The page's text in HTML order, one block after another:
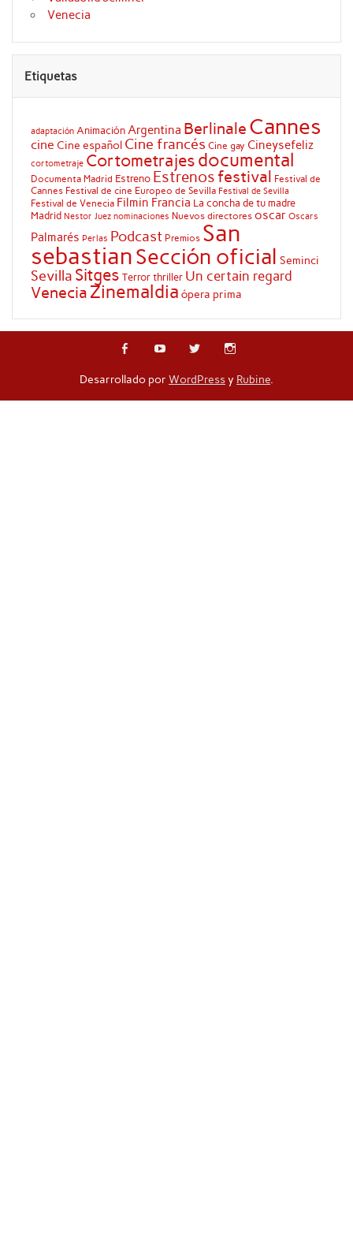
Venecia
Etiquetas
adaptación Animación Argentina Berlinale Cannes
cine Cine español Cine francés Cine gay Cineysefeliz
cortometraje Cortometrajes documental
Documenta Madrid Estreno Estrenos festival Festival de
Cannes Festival de cine Europeo de Sevilla Festival de Sevilla
Festival de Venecia Filmin Francia La concha de tu madre
Madrid Nestor Juez nominaciones Nuevos directores oscar Oscars
Palmarés Perlas Podcast Premios San
sebastianSección oficial Seminci
Sevilla Sitges Terrorthriller Un certain regard
Venecia Zinemaldia ópera prima
Desarrollado por WordPressy Rubine.